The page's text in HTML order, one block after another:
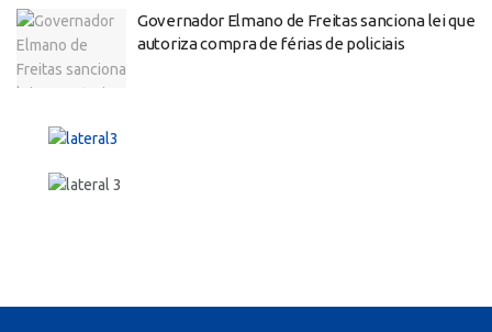
Governador Elmano de Freitas sanciona lei que
autoriza compra de férias de policiais